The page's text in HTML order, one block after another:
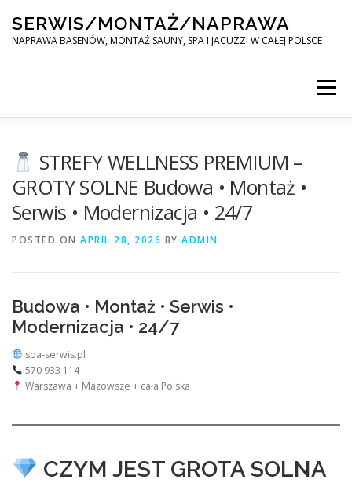
content
SERWIS/MONTAŻ/NAPRAWA
NAPRAWA BASENÓW, MONTAŻ SAUNY, SPA I JACUZZI W CAŁEJ POLSCE
Menu
MONTAŻ SAUNY, SPA, JACUZI W CAŁEJ POLSCE
STREFY WELLNESS PREMIUM –
GROTY SOLNE Budowa • Montaż •
Serwis • Modernizacja • 24/7
POSTED ON APRIL 28, 2026 BY ADMIN
Budowa • Montaż • Serwis •
Modernizacja • 24/7
spa-serwis.pl
570 933 114
Warszawa + Mazowsze + cała Polska
CZYM JEST GROTA SOLNA